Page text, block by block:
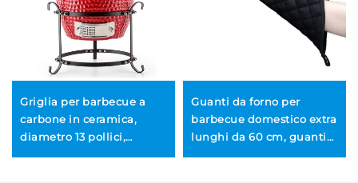
Griglia per barbecue a
carbone in ceramica,
diametro 13 pollici,
Guanti da forno per
barbecue domestico extra
lunghi da 60 cm, guanti